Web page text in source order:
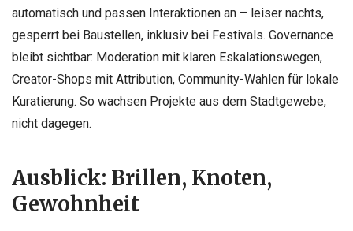
automatisch und passen Interaktionen an – leiser nachts,
gesperrt bei Baustellen, inklusiv bei Festivals. Governance
bleibt sichtbar: Moderation mit klaren Eskalationswegen,
Creator-Shops mit Attribution, Community-Wahlen für lokale
Kuratierung. So wachsen Projekte aus dem Stadtgewebe,
nicht dagegen.
Ausblick: Brillen, Knoten,
Gewohnheit